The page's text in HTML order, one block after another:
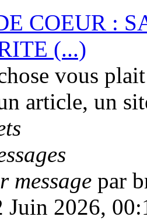
COEUR :
(...)
vous
article, un
message par
Juin 2026,